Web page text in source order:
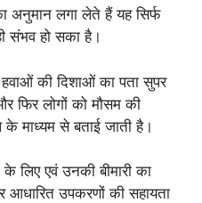
अनुमान लगा लेते हैं यह सिर्फ
संभव हो सका है।
हवाओं की दिशाओं का पता सुपर
फिर लोगों को मौसम की
माध्यम से बताई जाती है।
लिए एवं उनकी बीमारी का
उपकरणों की सहायता